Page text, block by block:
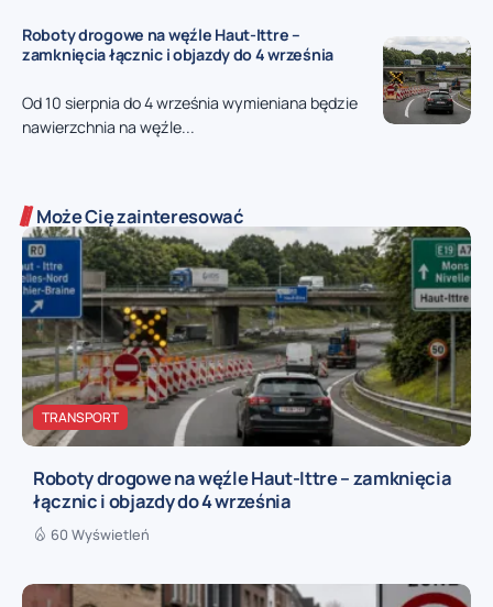
Roboty drogowe na węźle Haut-Ittre –
zamknięcia łącznic i objazdy do 4 września
Od 10 sierpnia do 4 września wymieniana będzie
nawierzchnia na węźle...
Może Cię zainteresować
TRANSPORT
Roboty drogowe na węźle Haut-Ittre – zamknięcia
łącznic i objazdy do 4 września
60 Wyświetleń